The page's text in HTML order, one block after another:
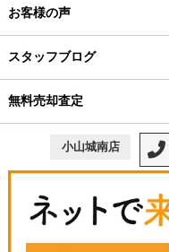
お客様の声
スタッフブログ
無料売却査定
小山城南店